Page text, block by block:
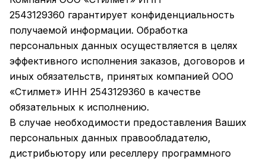
2543129360 гарантирует конфиденциальность
получаемой информации. Обработка
персональных данных осуществляется в целях
эффективного исполнения заказов, договоров и
иных обязательств, принятых компанией ООО
«Стилмет» ИНН 2543129360 в качестве
обязательных к исполнению.
В случае необходимости предоставления Ваших
персональных данных правообладателю,
дистрибьютору или реселлеру программного